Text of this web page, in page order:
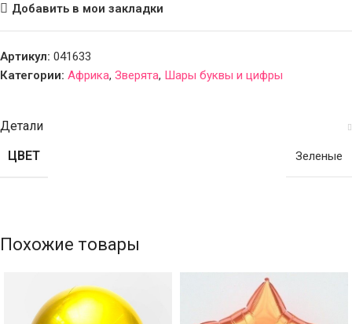
Добавить в мои закладки
Артикул: 041633
Категории: Африка, Зверята, Шары буквы и цифры
Детали
ЦВЕТ
Зеленые
Похожие товары